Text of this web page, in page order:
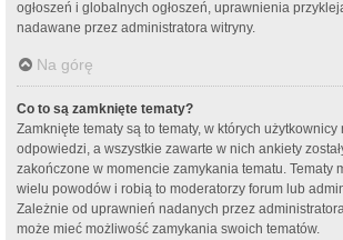
ogłoszeń i globalnych ogłoszeń, uprawnienia
nadawane przez administratora witryny.
Na górę
Co to są zamknięte tematy?
Zamknięte tematy są to tematy, w których
odpowiedzi, a wszystkie zawarte w nich ankiety
zakończone w momencie zamykania tematu. Tematy
wielu powodów i robią to moderatorzy forum lub
Zależnie od uprawnień nadanych przez
może mieć możliwość zamykania swoich tematów.